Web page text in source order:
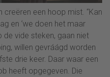
een hoop mist. “Kan
en ‘we doen het maar
de vide steken, gaan niet
willen gevráágd worden
drie keer. Daar waar een
heeft opgegeven. Die